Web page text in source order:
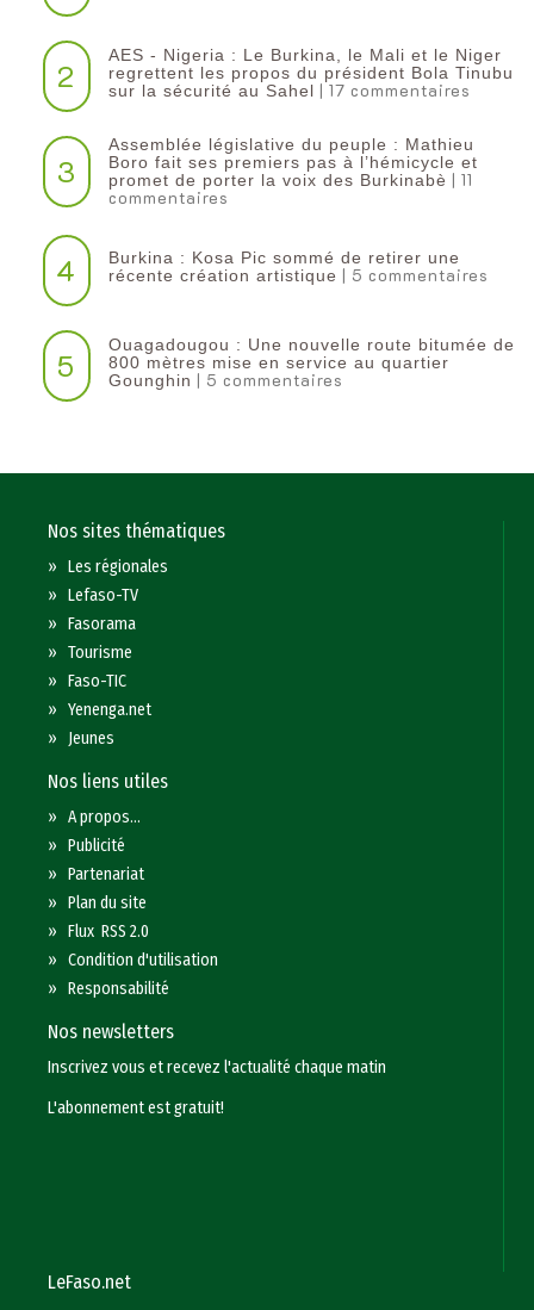
2
AES - Nigeria : Le Burkina, le Mali et le Niger
regrettent les propos du président Bola Tinubu
sur la sécurité au Sahel | 17 commentaires
3
Assemblée législative du peuple : Mathieu
Boro fait ses premiers pas à l’hémicycle et
promet de porter la voix des Burkinabè | 11
commentaires
4
Burkina : Kosa Pic sommé de retirer une
récente création artistique | 5 commentaires
5
Ouagadougou : Une nouvelle route bitumée de
800 mètres mise en service au quartier
Gounghin | 5 commentaires
Nos sites thématiques
»Les régionales
»Lefaso-TV
»Fasorama
»Tourisme
»Faso-TIC
»Yenenga.net
» Jeunes
Nos liens utiles
»A propos...
»Publicité
»Partenariat
»Plan du site
»Flux RSS 2.0
»Condition d'utilisation
»Responsabilité
Nos newsletters
Inscrivez vous et recevez l'actualité chaque matin
L'abonnement est gratuit!
LeFaso.net